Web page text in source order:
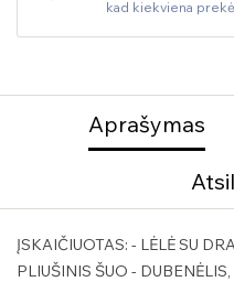
kad kiekviena
Aprašymas
ĮSKAIČIUOTAS: - LĖLĖ SU
PLIUŠINIS ŠUO -